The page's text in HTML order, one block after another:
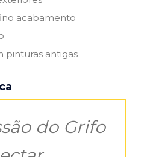
acabamento
pinturas antigas
do Grifo